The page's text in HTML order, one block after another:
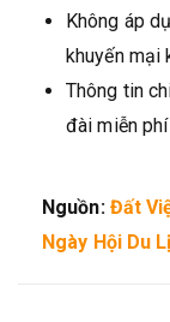
Không áp
khuyến mại
Thông tin
đài miễn
Nguồn: Đất
Ngày Hội Du